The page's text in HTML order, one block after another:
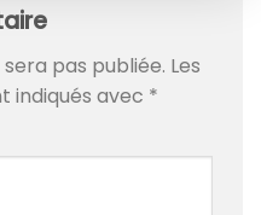
pas publiée. Les
indiqués avec *